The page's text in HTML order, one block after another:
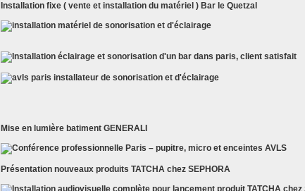
Installation fixe ( vente et installation du matériel ) Bar le Quetzal
Mise en lumière batiment GENERALI
Présentation nouveaux produits TATCHA chez SEPHORA